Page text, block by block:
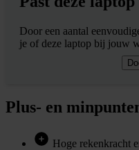
Door een aantal
je of deze laptop bij jouw
Plus- en
Hoge rekenkracht